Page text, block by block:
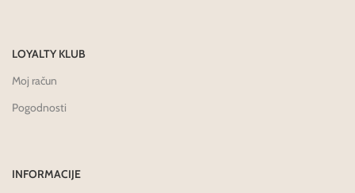
LOYALTY KLUB
Moj račun
Pogodnosti
INFORMACIJE